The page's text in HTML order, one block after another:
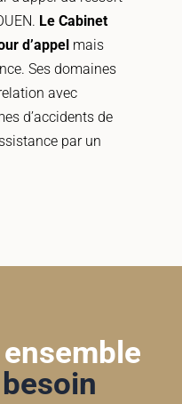
Le Cabinet
d’appelmais
Ses domaines
avec
d’accidents de
par un